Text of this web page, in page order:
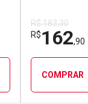
R$ 183,30
R$162,90
COMPRAR